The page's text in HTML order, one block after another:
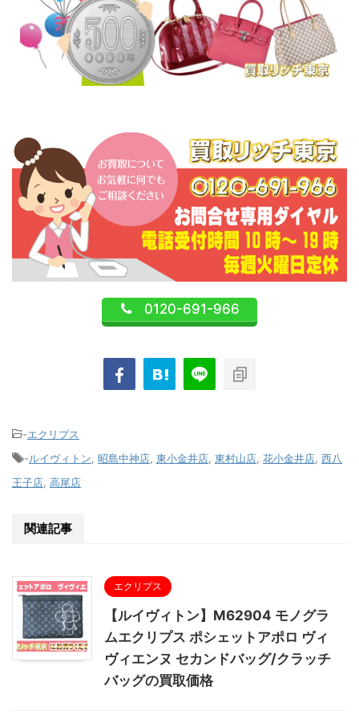
0120-691-966
-エクリプス
-ルイヴィトン 昭島中神店 東小金井店 東村山店 花小金井店 西八
王子店 高尾店
関連記事
エクリプス
【ルイヴィトン】M62904 モノグラ
ムエクリプス ポシェットアポロ ヴィ
ヴィエンヌ セカンドバッグ/クラッチ
バッグの買取価格